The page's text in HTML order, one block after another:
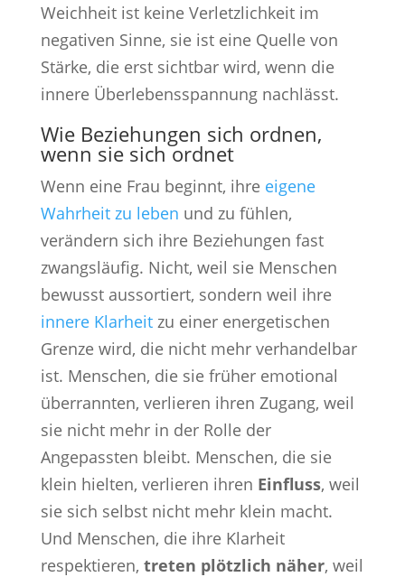
Weichheit ist keine Verletzlichkeit im
negativen Sinne, sie ist eine Quelle von
Stärke, die erst sichtbar wird, wenn die
innere Überlebensspannung nachlässt.
Wie Beziehungen sich ordnen,
wenn sie sich ordnet
Wenn eine Frau beginnt, ihre eigene
Wahrheit zu leben und zu fühlen,
verändern sich ihre Beziehungen fast
zwangsläufig. Nicht, weil sie Menschen
bewusst aussortiert, sondern weil ihre
innere Klarheitzu einer energetischen
Grenze wird, die nicht mehr verhandelbar
ist. Menschen, die sie früher emotional
überrannten, verlieren ihren Zugang, weil
sie nicht mehr in der Rolle der
Angepassten bleibt. Menschen, die sie
klein hielten, verlieren ihren Einfluss, weil
sie sich selbst nicht mehr klein macht.
Und Menschen, die ihre Klarheit
respektieren, treten plötzlich näher, weil